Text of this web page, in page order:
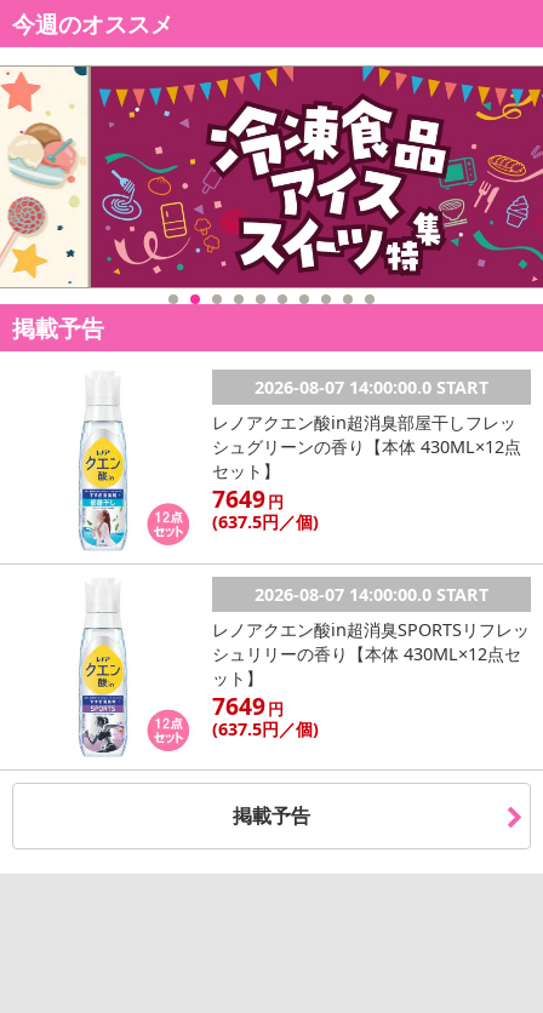
今週のオススメ
掲載予告
2026-08-07 14:00:00.0 START
レノアクエン酸in超消臭部屋干しフレッ
シュグリーンの香り【本体 430ML×12点
セット】
7649円
(637.5円 ／個)
2026-08-07 14:00:00.0 START
レノアクエン酸in超消臭SPORTSリフレッ
シュリリーの香り【本体 430ML×12点セ
ット】
7649円
(637.5円 ／個)
掲載予告